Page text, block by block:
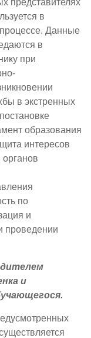
представителях
в
Данные
в
при
в экстренных
образования
интересов
органов
по
и
проведении
и